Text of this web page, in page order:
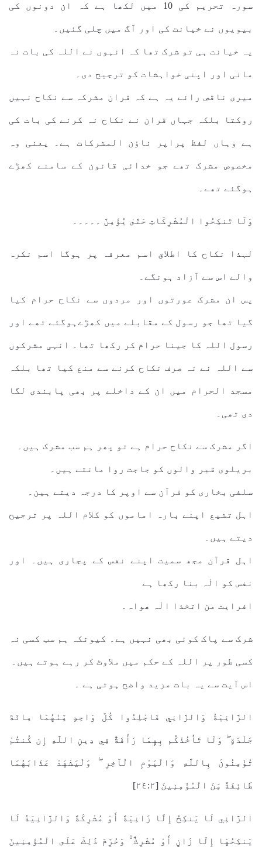
سورہ تحریم کی 10 میں لکھا ہے کہ ان دونوں کی
بیویوں نے خیانت کی اور آگ میں چلی گئیں۔
یہ خیانت ہی تو شرک تھا کہ انہوں نے اللہ کی بات نہ
مانی اور اپنی خواہشات کو ترجیح دی۔
میری ناقص رائے یہ ہے کہ قران مشرکہ سے نکاح نہیں
روکتا بلکہ جہاں قران نے نکاح نہ کرنے کی بات کی
ہے وہاں لفظ پراپر ناؤن المشرکات ہے۔ یعنی وہ
مخصوص مشرک تھے جو خدائی قانون کے سامنے کھڑے
ہوگئے تھے۔
وَلَا تَنكِحُوا الْمُشْرِكَاتِ حَتَّىٰ يُؤْمِنَّ ۔۔۔۔۔
لہذا نکاح کا اطلاق اسم معرفہ پر ہوگا اسم نکرہ
والے اس سے آزاد ہونگے۔
پس ان مشرک عورتوں اور مردوں سے نکاح حرام کیا
گیا تھا جو رسول کے مقابلے میں کھڑےہوگئے تھے اور
رسول اللہ کا جینا حرام کر رکھا تھا۔ انہی مشرکوں
سے اللہ نے نہ صرف نکاح کرنے سے منع کیا تھا بلکہ
مسجد الحرام میں ان کے داخلے پر بھی پابندی لگا
دی تھی۔
اگر مشرک سے نکاح حرام ہے تو پھر ہم سب مشرک ہیں۔
بریلوی قبر والوں کو جاجت روا مانتے ہیں۔
سلفی بخاری کو قرآن سے اوپر کا درجہ دیتے ہین۔
اہل تشیع اپنے بارہ اماموں کو کلام اللہ پر ترجیح
دیتے ہیں۔
اہل قرآن مجھ سمیت اپنے نفس کے پجاری ہیں۔ اور
نفس کو الٰہ بنا رکھا ہے
افرایت من اتخذا الٰہ ھواہ۔
شرک سے پاک کوئی بھی نہیں ہے۔ کیونکہ ہم سب کسی نہ
کسی طور پر اللہ کے حکم میں ملاوٹ کر رہے ہوتے ہیں۔
اس آیت سے یہ بات مزید واضح ہوتی ہے ۔
الزَّانِيَةُ وَالزَّانِي فَاجْلِدُوا كُلَّ وَاحِدٍ مِّنْهُمَا مِائَةَ
جَلْدَةٍ ۖ وَلَا تَأْخُذْكُم بِهِمَا رَأْفَةٌ فِي دِينِ اللَّهِ إِن كُنتُمْ
تُؤْمِنُونَ بِاللَّهِ وَالْيَوْمِ الْآخِرِ ۖ وَلْيَشْهَدْ عَذَابَهُمَا
طَائِفَةٌ مِّنَ الْمُؤْمِنِينَ [٢٤:٢]
الزَّانِي لَا يَنكِحُ إِلَّا زَانِيَةً أَوْ مُشْرِكَةً وَالزَّانِيَةُ لَا
يَنكِحُهَا إِلَّا زَانٍ أَوْ مُشْرِكٌ ۚ وَحُرِّمَ ذَٰلِكَ عَلَى الْمُؤْمِنِينَ